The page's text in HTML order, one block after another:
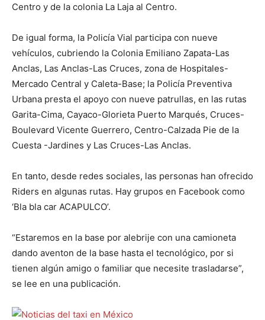
Centro y de la colonia La Laja al Centro.
De igual forma, la Policía Vial participa con nueve
vehículos, cubriendo la Colonia Emiliano Zapata-Las
Anclas, Las Anclas-Las Cruces, zona de Hospitales-
Mercado Central y Caleta-Base; la Policía Preventiva
Urbana presta el apoyo con nueve patrullas, en las rutas
Garita-Cima, Cayaco-Glorieta Puerto Marqués, Cruces-
Boulevard Vicente Guerrero, Centro-Calzada Pie de la
Cuesta -Jardines y Las Cruces-Las Anclas.
En tanto, desde redes sociales, las personas han ofrecido
Riders en algunas rutas. Hay grupos en Facebook como
‘Bla bla car ACAPULCO’.
“Estaremos en la base por alebrije con una camioneta
dando aventon de la base hasta el tecnológico, por si
tienen algún amigo o familiar que necesite trasladarse”,
se lee en una publicación.